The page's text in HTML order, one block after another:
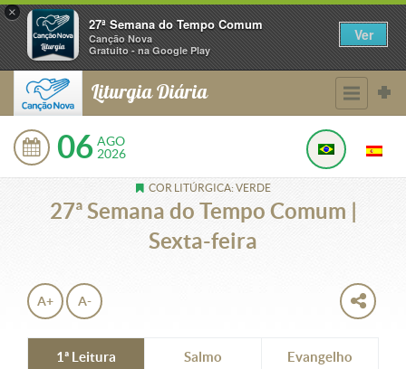
×
27ª Semana do Tempo Comum
Canção Nova
Gratuito - na Google Play
Ver
Liturgia Diária
06 AGO
2026
COR LITÚRGICA: VERDE
27ª Semana do Tempo Comum |
Sexta-feira
A+ A-
1ª Leitura Salmo Evangelho